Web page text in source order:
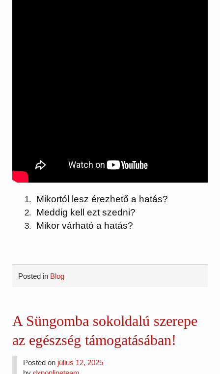
Mikortól lesz érezhető a hatás?
Meddig kell ezt szedni?
Mikor várható a hatás?
Posted in Blog
A Süngomba sokoldalú szerepe
az egészség támogatásában!
Posted on július 12, 2025